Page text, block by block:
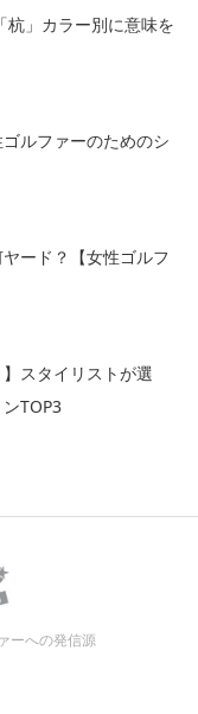
杭」カラー別に意味を
ルファーのためのシ
ード？【女性ゴルフ
スタイリストが選
TOP3
ーへの発信源